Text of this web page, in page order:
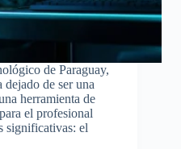
de Paraguay,
de ser una
herramienta de
el profesional
significativas: el